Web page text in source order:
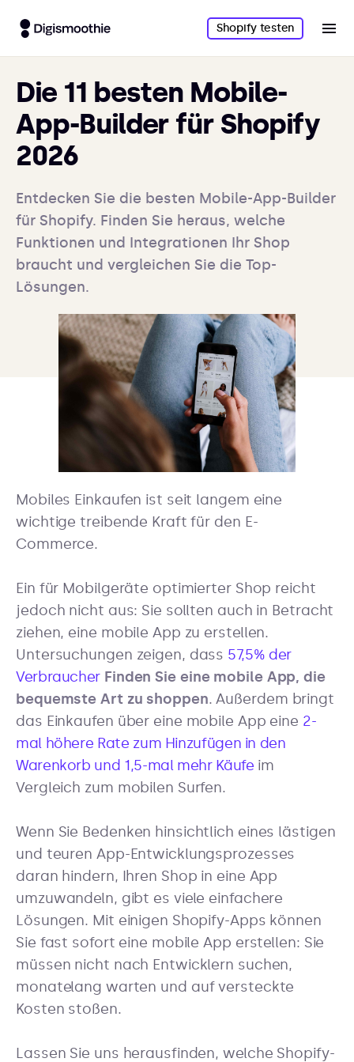
Shopify testen
Die 11 besten Mobile-
App-Builder für Shopify
2026
Entdecken Sie die besten Mobile-App-Builder
für Shopify. Finden Sie heraus, welche
Funktionen und Integrationen Ihr Shop
braucht und vergleichen Sie die Top-
Lösungen.
Mobiles Einkaufen ist seit langem eine
wichtige treibende Kraft für den E-
Commerce.
Ein für Mobilgeräte optimierter Shop reicht
jedoch nicht aus: Sie sollten auch in Betracht
ziehen, eine mobile App zu erstellen.
Untersuchungen zeigen, dass 57,5% der
Verbraucher Finden Sie eine mobile App, die
bequemste Art zu shoppen. Außerdem bringt
das Einkaufen über eine mobile App eine 2-
mal höhere Rate zum Hinzufügen in den
Warenkorb und 1,5-mal mehr Käufe im
Vergleich zum mobilen Surfen.
Wenn Sie Bedenken hinsichtlich eines lästigen
und teuren App-Entwicklungsprozesses
daran hindern, Ihren Shop in eine App
umzuwandeln, gibt es viele einfachere
Lösungen. Mit einigen Shopify-Apps können
Sie fast sofort eine mobile App erstellen: Sie
müssen nicht nach Entwicklern suchen,
monatelang warten und auf versteckte
Kosten stoßen.
Lassen Sie uns herausfinden, welche Shopify-